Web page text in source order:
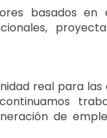
basados en
real para
de